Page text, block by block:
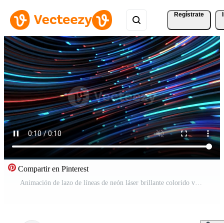
Regístrate
Compartir en Pinterest
Animación de lazo de líneas de neón láser brillante colorido volador Vídeo Gratis